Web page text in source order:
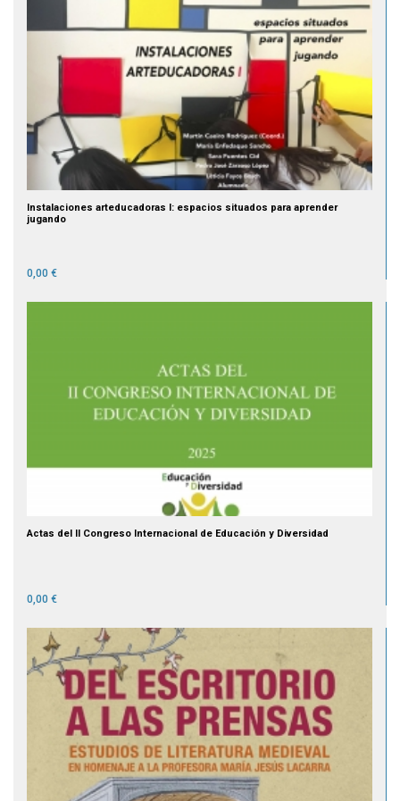
Instalaciones arteducadoras I: espacios situados para aprender
jugando
0,00 €
Actas del II Congreso Internacional de Educación y Diversidad
0,00 €